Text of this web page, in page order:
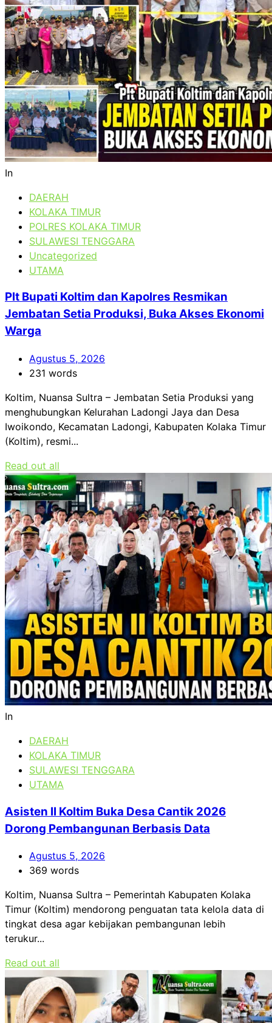
In
DAERAH
KOLAKA TIMUR
POLRES KOLAKA TIMUR
SULAWESI TENGGARA
Uncategorized
UTAMA
Plt Bupati Koltim dan Kapolres Resmikan
Jembatan Setia Produksi, Buka Akses Ekonomi
Warga
Agustus 5, 2026
231 words
Koltim, Nuansa Sultra – Jembatan Setia Produksi yang
menghubungkan Kelurahan Ladongi Jaya dan Desa
Iwoikondo, Kecamatan Ladongi, Kabupaten Kolaka Timur
(Koltim), resmi...
Read out all
In
DAERAH
KOLAKA TIMUR
SULAWESI TENGGARA
UTAMA
Asisten II Koltim Buka Desa Cantik 2026
Dorong Pembangunan Berbasis Data
Agustus 5, 2026
369 words
Koltim, Nuansa Sultra – Pemerintah Kabupaten Kolaka
Timur (Koltim) mendorong penguatan tata kelola data di
tingkat desa agar kebijakan pembangunan lebih
terukur...
Read out all